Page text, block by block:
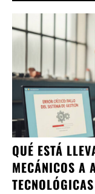
QUÉ ESTÁ
MECÁNICOS A